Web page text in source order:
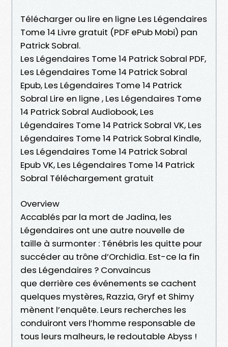
Télécharger ou lire en ligne Les Légendaires
Tome 14 Livre gratuit (PDF ePub Mobi) pan
Patrick Sobral.
Les Légendaires Tome 14 Patrick Sobral PDF,
Les Légendaires Tome 14 Patrick Sobral
Epub, Les Légendaires Tome 14 Patrick
Sobral Lire en ligne , Les Légendaires Tome
14 Patrick Sobral Audiobook, Les
Légendaires Tome 14 Patrick Sobral VK, Les
Légendaires Tome 14 Patrick Sobral Kindle,
Les Légendaires Tome 14 Patrick Sobral
Epub VK, Les Légendaires Tome 14 Patrick
Sobral Téléchargement gratuit
Overview
Accablés par la mort de Jadina, les
Légendaires ont une autre nouvelle de
taille à surmonter : Ténébris les quitte pour
succéder au trône d’Orchidia. Est-ce la fin
des Légendaires ? Convaincus
que derrière ces événements se cachent
quelques mystères, Razzia, Gryf et Shimy
mènent l’enquête. Leurs recherches les
conduiront vers l’homme responsable de
tous leurs malheurs, le redoutable Abyss !